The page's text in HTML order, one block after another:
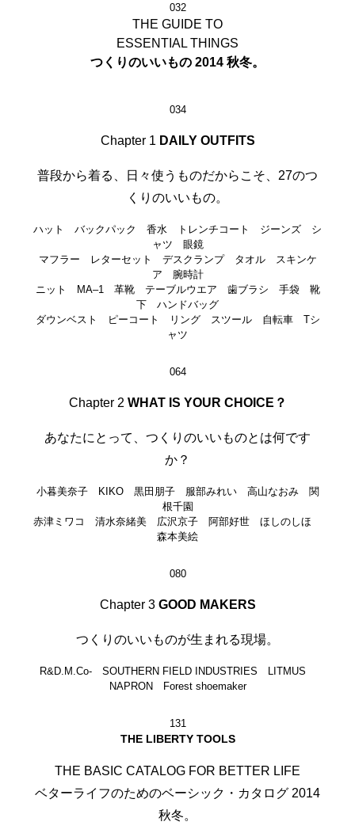
032
THE GUIDE TO
ESSENTIAL THINGS
つくりのいいもの 2014 秋冬。
034
Chapter 1 DAILY OUTFITS
普段から着る、日々使うものだからこそ、27のつ
くりのいいもの。
ハット バックパック 香水 トレンチコート ジーンズ シ
ャツ 眼鏡
マフラー レターセット デスクランプ タオル スキンケ
ア 腕時計
ニット MA‒1 革靴 テーブルウエア 歯ブラシ 手袋 靴
下 ハンドバッグ
ダウンベスト ピーコート リング スツール 自転車 Tシ
ャツ
064
Chapter 2 WHAT IS YOUR CHOICE？
あなたにとって、つくりのいいものとは何です
か？
小暮美奈子 KIKO 黒田朋子 服部みれい 高山なおみ 関
根千園
赤津ミワコ 清水奈緒美 広沢京子 阿部好世 ほしのしほ
森本美絵
080
Chapter 3 GOOD MAKERS
つくりのいいものが生まれる現場。
R&D.M.Co- SOUTHERN FIELD INDUSTRIES LITMUS
NAPRON Forest shoemaker
131
THE LIBERTY TOOLS
THE BASIC CATALOG FOR BETTER LIFE
ベターライフのためのベーシック・カタログ 2014
秋冬。